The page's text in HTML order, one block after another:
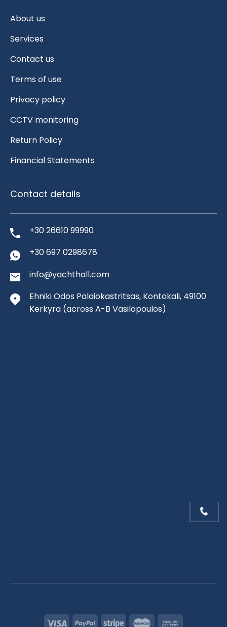
About us
Services
Contact us
Terms of use
Privacy policy
CCTV monitoring
Return Policy
Financial Statements
Contact details
+30 26610 99990
+30 697 0298678
info@yachthall.com
Ehniki Odos Palaiokastritsas, Kontokali, 49100
Kerkyra (across A-B Vasilopoulos)